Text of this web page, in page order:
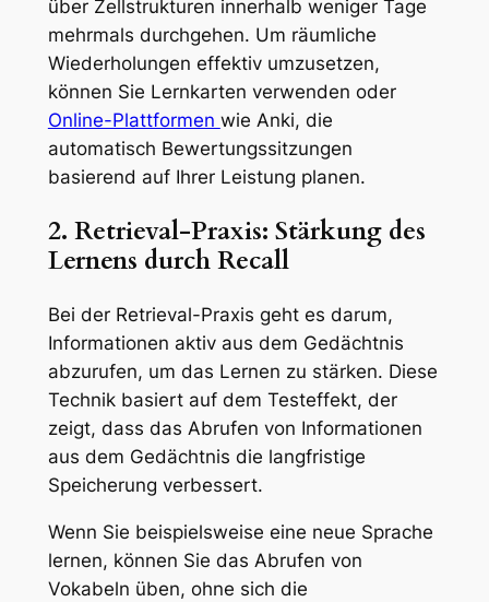
über Zellstrukturen innerhalb weniger Tage
mehrmals durchgehen. Um räumliche
Wiederholungen effektiv umzusetzen,
können Sie Lernkarten verwenden oder
Online-Plattformen wie Anki, die
automatisch Bewertungssitzungen
basierend auf Ihrer Leistung planen.
2. Retrieval-Praxis: Stärkung des
Lernens durch Recall
Bei der Retrieval-Praxis geht es darum,
Informationen aktiv aus dem Gedächtnis
abzurufen, um das Lernen zu stärken. Diese
Technik basiert auf dem Testeffekt, der
zeigt, dass das Abrufen von Informationen
aus dem Gedächtnis die langfristige
Speicherung verbessert.
Wenn Sie beispielsweise eine neue Sprache
lernen, können Sie das Abrufen von
Vokabeln üben, ohne sich die